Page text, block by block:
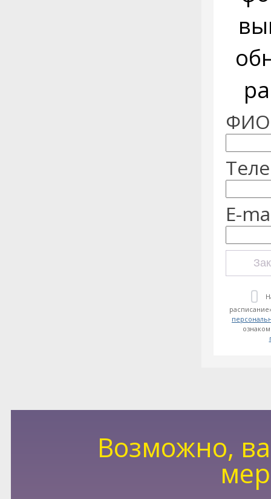
E-
Возможно,